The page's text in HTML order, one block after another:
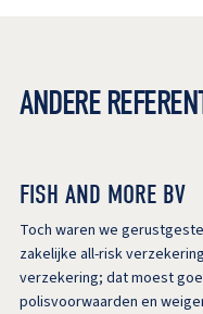
ANDERE
FISH AND MORE BV
Toch waren we
zakelijke all-risk
verzekering; dat moest
polisvoorwaarden en